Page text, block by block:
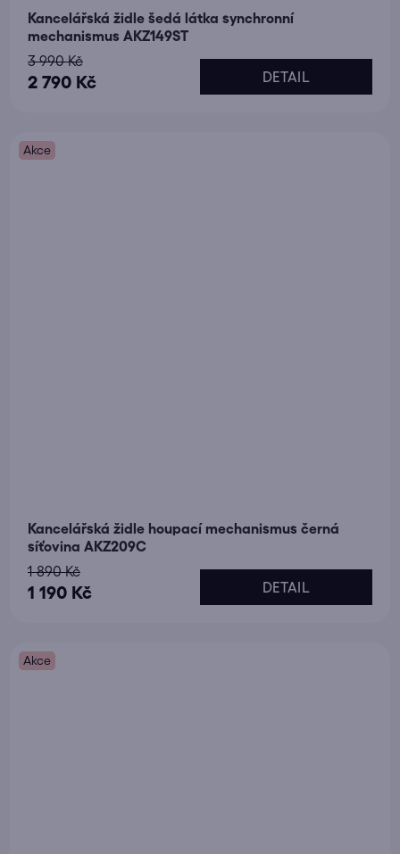
Kancelářská židle šedá látka synchronní
mechanismus AKZ149ST
2 790 Kč
3 990 Kč
DETAIL
Akce
Kancelářská židle houpací mechanismus černá
síťovina AKZ209C
1 190 Kč
1 890 Kč
DETAIL
Akce